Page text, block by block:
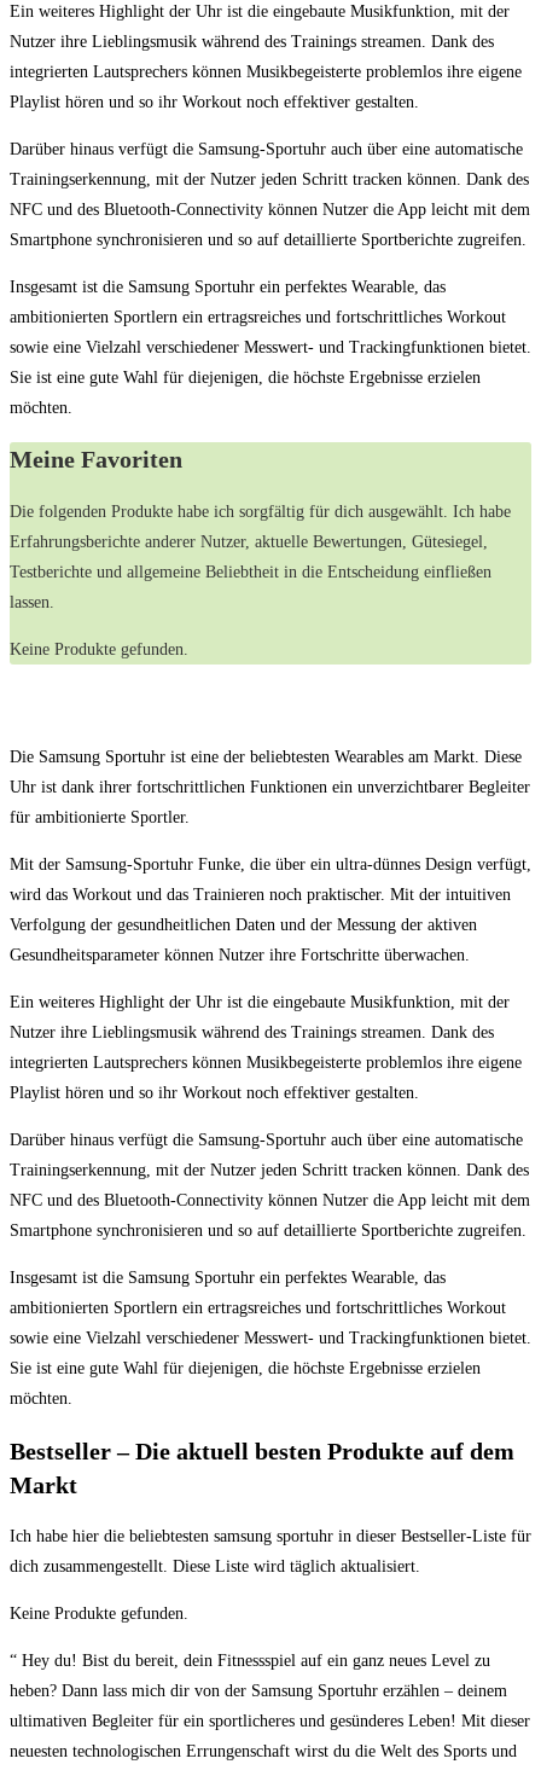
Ein weiteres Highlight der Uhr ist die eingebaute Musikfunktion, mit der
Nutzer ihre Lieblingsmusik während des Trainings streamen. Dank des
integrierten Lautsprechers können Musikbegeisterte problemlos ihre eigene
Playlist hören und so ihr Workout noch effektiver gestalten.
Darüber hinaus verfügt die Samsung-Sportuhr auch über eine automatische
Trainingserkennung, mit der Nutzer jeden Schritt tracken können. Dank des
NFC und des Bluetooth-Connectivity können Nutzer die App leicht mit dem
Smartphone synchronisieren und so auf detaillierte Sportberichte zugreifen.
Insgesamt ist die Samsung Sportuhr ein perfektes Wearable, das
ambitionierten Sportlern ein ertragsreiches und fortschrittliches Workout
sowie eine Vielzahl verschiedener Messwert- und Trackingfunktionen bietet.
Sie ist eine gute Wahl für diejenigen, die höchste Ergebnisse erzielen
möchten.
Meine Favoriten
Die folgenden Produkte habe ich sorgfältig ⁢für⁢ dich ausgewählt. Ich⁢ habe
Erfahrungsberichte anderer ‌Nutzer, aktuelle⁤ Bewertungen, Gütesiegel,
Testberichte ‌und allgemeine Beliebtheit in ⁢die ‌Entscheidung einfließen
lassen.
Keine Produkte gefunden.
Die Samsung Sportuhr ist eine der beliebtesten Wearables am Markt. Diese
Uhr ist dank ihrer fortschrittlichen Funktionen ein unverzichtbarer Begleiter
für ambitionierte Sportler.
Mit der Samsung-Sportuhr Funke, die über ein ultra-dünnes Design verfügt,
wird das Workout und das Trainieren noch praktischer. Mit der intuitiven
Verfolgung der gesundheitlichen Daten und der Messung der aktiven
Gesundheitsparameter können Nutzer ihre Fortschritte überwachen.
Ein weiteres Highlight der Uhr ist die eingebaute Musikfunktion, mit der
Nutzer ihre Lieblingsmusik während des Trainings streamen. Dank des
integrierten Lautsprechers können Musikbegeisterte problemlos ihre eigene
Playlist hören und so ihr Workout noch effektiver gestalten.
Darüber hinaus verfügt die Samsung-Sportuhr auch über eine automatische
Trainingserkennung, mit der Nutzer jeden Schritt tracken können. Dank des
NFC und des Bluetooth-Connectivity können Nutzer die App leicht mit dem
Smartphone synchronisieren und so auf detaillierte Sportberichte zugreifen.
Insgesamt ist die Samsung Sportuhr ein perfektes Wearable, das
ambitionierten Sportlern ein ertragsreiches und fortschrittliches Workout
sowie eine Vielzahl verschiedener Messwert- und Trackingfunktionen bietet.
Sie ist eine gute Wahl für diejenigen, die höchste Ergebnisse erzielen
möchten.
Bestseller – Die aktuell besten Produkte auf dem​
Markt
Ich habe hier die beliebtesten samsung ⁣sportuhr in dieser Bestseller-Liste für
dich zusammengestellt. Diese ⁤Liste wird täglich aktualisiert.
Keine Produkte gefunden.
“ Hey ⁢du! Bist du bereit, dein​ Fitnessspiel auf ein ganz neues Level zu
heben? Dann lass mich ⁣dir von der Samsung Sportuhr ⁣erzählen – deinem
ultimativen Begleiter für ein sportlicheres ‍und gesünderes Leben! Mit dieser
neuesten technologischen Errungenschaft wirst du die Welt des Sports und